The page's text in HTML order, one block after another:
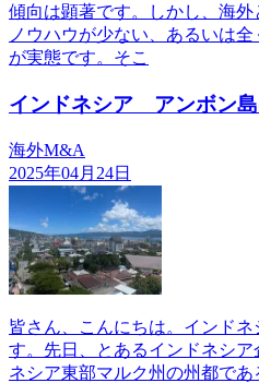
傾向は顕著です。しかし、海
ノウハウが少ない、あるいは
が実態です。そこ
インドネシア アンボン
海外M&A
2025年04月24日
皆さん、こんにちは。インド
す。先日、とあるインドネシ
ネシア東部マルク州の州都で